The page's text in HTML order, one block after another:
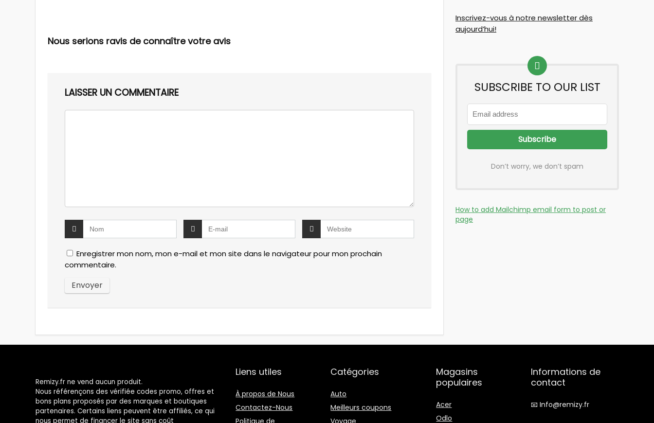
Nous serions ravis de connaître votre avis
LAISSER UN COMMENTAIRE
Enregistrer mon nom, mon e-mail et mon site dans le navigateur pour mon prochain
commentaire.
Inscrivez-vous à notre newsletter dès
aujourd’hui!
SUBSCRIBE TO OUR LIST
Don’t worry, we don’t spam
How to add Mailchimp email form to post or
page
Remizy.fr ne vend aucun produit.
Nous référençons des vérifiée codes promo, offres et
bons plans proposés par des marques et boutiques
partenaires. Certains liens peuvent être affiliés, ce qui
nous permet de financer le site sans coût
Liens utiles
À propos de Nous
Contactez-Nous
Politique de
Catégories
Auto
Meilleurs coupons
Voyage
Magasins
populaires
Acer
Odlo
Informations de
contact
📧 Info@remizy.fr